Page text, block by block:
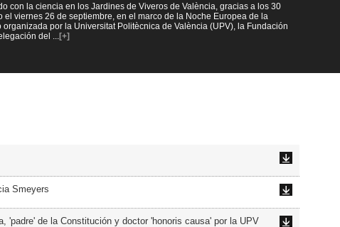
con la ciencia en los Jardines de Viveros de València, gracias a los 30
viernes 26 de septiembre, en el marco de la Noche Europea de la
por la Universitat Politècnica de València (UPV), la Fundación
del
[+]
Smeyers
'padre' de la Constitución y doctor 'honoris causa' por la UPV